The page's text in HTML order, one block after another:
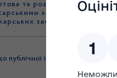
та роздрібна торгівля
засобами, імпорт
засобів (крім АФІ)
публічної інформації